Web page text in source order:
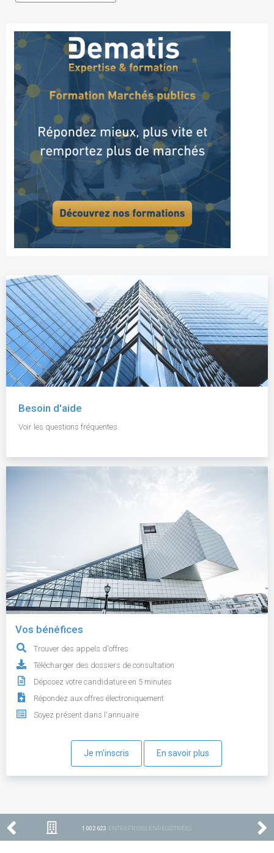
Besoin d'aide
Voir les questions fréquentes.
Vos bénéfices
Trouver des appels d'offres
Télécharger des dossiers de consultation
Déposez votre candidature en 5 minutes
Répondez aux offres électroniquement
Soyez présent dans l'annuaire
Je m'inscris En savoir plus
1 002 623 ENTREPRISES ENREGISTRÉES